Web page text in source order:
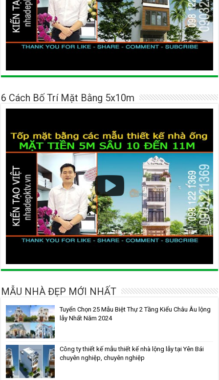
6 Cách Bố Trí Mặt Bằng 5x10m
MẪU NHÀ ĐẸP MỚI NHẤT
Tuyển Chọn 25 Mẫu Biệt Thự 2 Tầng Kiểu Châu Âu lộng
lẫy Nhất Năm 2024
Công ty thiết kế mẫu thiết kế nhà lộng lẫy tại Yên Bái
chuyên nghiệp, chuyên nghiệp